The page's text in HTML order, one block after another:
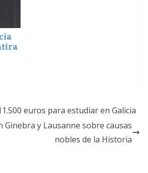
euros para estudiar en Galicia
Ginebra y Lausanne sobre causas
nobles de la Historia